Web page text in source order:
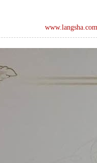
www.langsha.com